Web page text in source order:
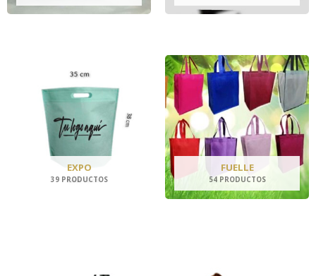
EXPO
39 PRODUCTOS
FUELLE
54 PRODUCTOS